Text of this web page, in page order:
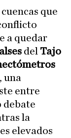
que
a quedar
del Tajo
, una
entre
debate
la
elevados